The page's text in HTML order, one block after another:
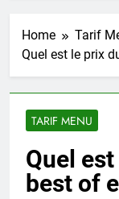
Home
Tarif
Quel est le prix
TARIF MENU
Quel
best of